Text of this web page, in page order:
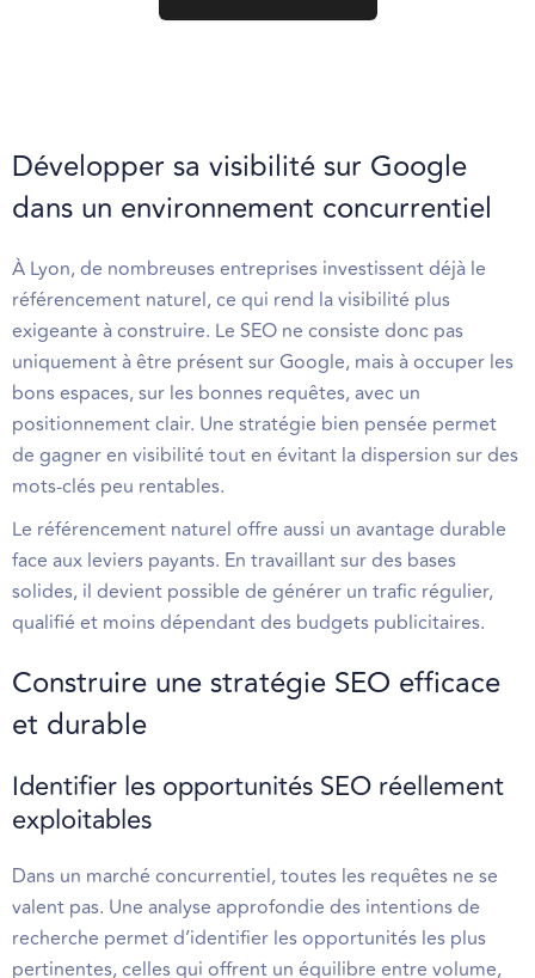
Développer sa visibilité sur Google
dans un environnement concurrentiel
À Lyon, de nombreuses entreprises investissent déjà le
référencement naturel, ce qui rend la visibilité plus
exigeante à construire. Le SEO ne consiste donc pas
uniquement à être présent sur Google, mais à occuper les
bons espaces, sur les bonnes requêtes, avec un
positionnement clair. Une stratégie bien pensée permet
de gagner en visibilité tout en évitant la dispersion sur des
mots-clés peu rentables.
Le référencement naturel offre aussi un avantage durable
face aux leviers payants. En travaillant sur des bases
solides, il devient possible de générer un trafic régulier,
qualifié et moins dépendant des budgets publicitaires.
Construire une stratégie SEO efficace
et durable
Identifier les opportunités SEO réellement
exploitables
Dans un marché concurrentiel, toutes les requêtes ne se
valent pas. Une analyse approfondie des intentions de
recherche permet d’identifier les opportunités les plus
pertinentes, celles qui offrent un équilibre entre volume,